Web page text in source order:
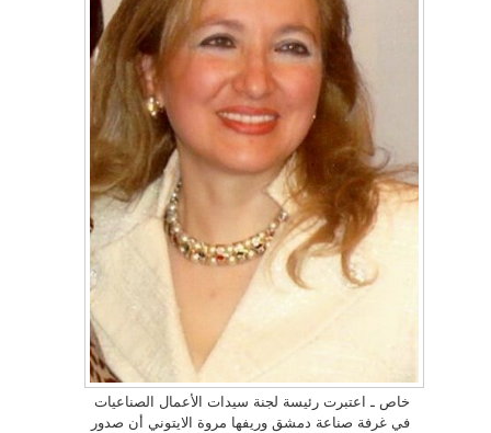
خاص ـ اعتبرت رئيسة لجنة سيدات الأعمال الصناعيات
في غرفة صناعة دمشق وريفها مروة الايتوني أن صدور